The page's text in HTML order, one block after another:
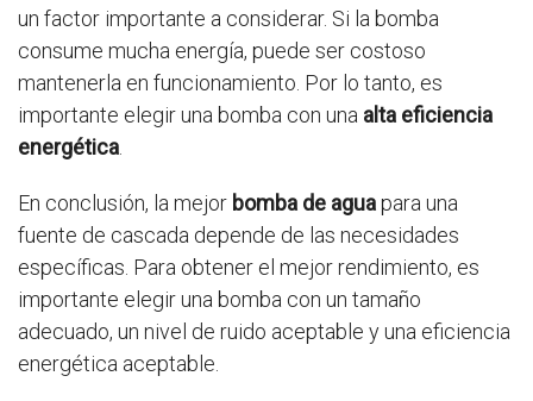
un factor importante a considerar. Si la bomba
consume mucha energía, puede ser costoso
mantenerla en funcionamiento. Por lo tanto, es
importante elegir una bomba con una alta eficiencia
energética
En conclusión, la mejor bomba de aguapara una
fuente de cascada depende de las necesidades
específicas. Para obtener el mejor rendimiento, es
importante elegir una bomba con un tamaño
adecuado, un nivel de ruido aceptable y una eficiencia
energética aceptable.